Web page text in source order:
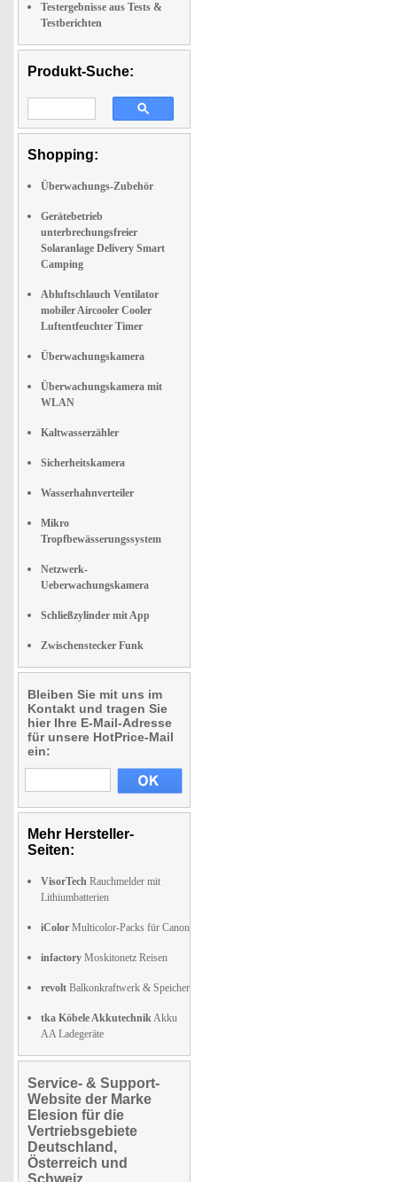
Testergebnisse aus Tests &
Testberichten
Produkt-Suche:
Shopping:
Überwachungs-Zubehör
Gerätebetrieb
unterbrechungsfreier
Solaranlage Delivery Smart
Camping
Abluftschlauch Ventilator
mobiler Aircooler Cooler
Luftentfeuchter Timer
Überwachungskamera
Überwachungskamera mit
WLAN
Kaltwasserzähler
Sicherheitskamera
Wasserhahnverteiler
Mikro
Tropfbewässerungssystem
Netzwerk-
Ueberwachungskamera
Schließzylinder mit App
Zwischenstecker Funk
Bleiben Sie mit uns im
Kontakt und tragen Sie
hier Ihre E-Mail-Adresse
für unsere HotPrice-Mail
ein:
Mehr Hersteller-
Seiten:
VisorTech Rauchmelder mit
Lithiumbatterien
iColor Multicolor-Packs für Canon
infactory Moskitonetz Reisen
revolt Balkonkraftwerk & Speicher
tka Köbele AkkutechnikAkku
AA Ladegeräte
Service- & Support-
Website der Marke
Elesion für die
Vertriebsgebiete
Deutschland,
Österreich und
Schweiz